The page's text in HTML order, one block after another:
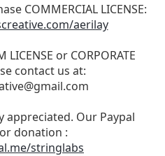
COMMERCIAL LICENSE:
aerilay
or CORPORATE
contact us at:
appreciated. Our Paypal
donation :
stringlabs